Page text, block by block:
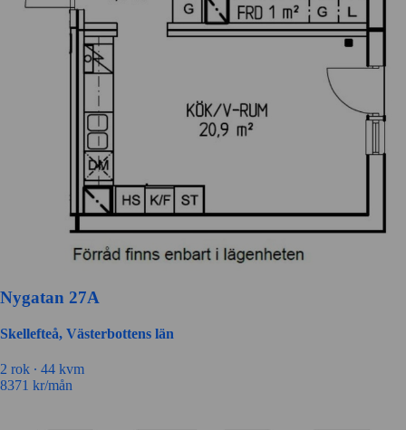
Nygatan 27A
Skellefteå, Västerbottens län
2 rok ∙ 44 kvm
8371 kr/mån